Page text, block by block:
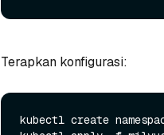
Terapkan konfigurasi:
kubectl create